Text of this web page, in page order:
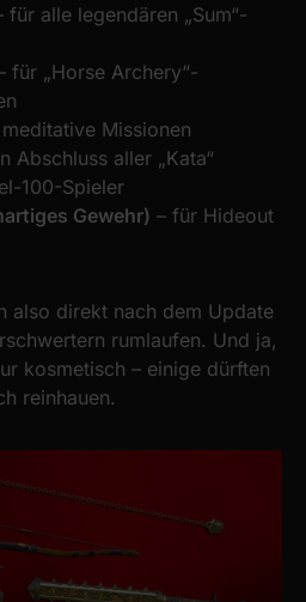
für alle legendären „Sum“-
für „Horse Archery“-
Missionen
Abschluss aller „Kata“
100-Spieler
Gewehr) – für Hideout
also direkt nach dem Update
rumlaufen. Und ja,
kosmetisch – einige dürften
reinhauen.